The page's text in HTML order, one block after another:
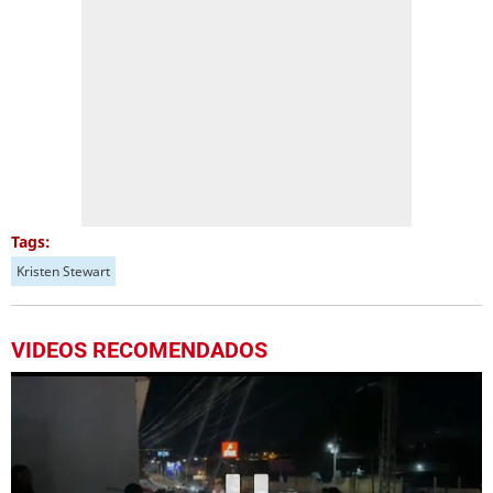
Tags:
Kristen Stewart
VIDEOS RECOMENDADOS